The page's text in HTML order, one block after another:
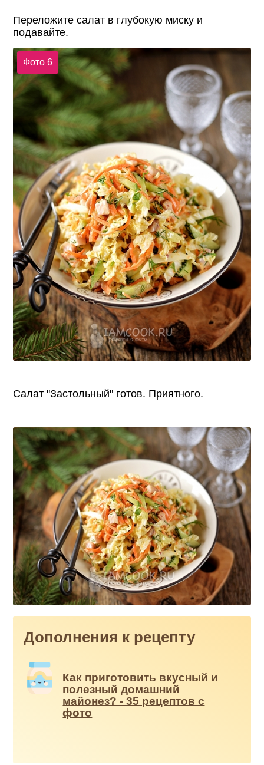
Переложите салат в глубокую миску и
подавайте.
Фото 6
Салат "Застольный" готов. Приятного.
Дополнения к рецепту
Как приготовить вкусный и
полезный домашний
майонез? - 35 рецептов с
фото